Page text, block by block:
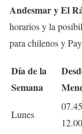
Andesmar y El
horarios y la
para chilenos y
Día de la
Semana
Lunes
07.45